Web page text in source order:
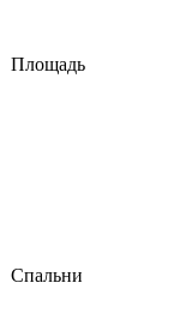
Площадь
Спальни